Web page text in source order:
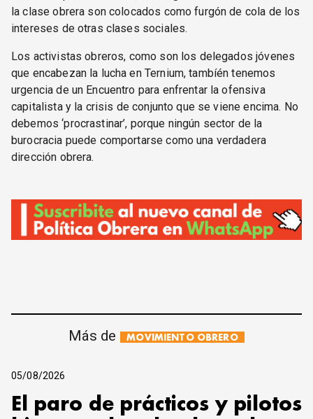
la clase obrera son colocados como furgón de cola de los
intereses de otras clases sociales.
Los activistas obreros, como son los delegados jóvenes
que encabezan la lucha en Ternium, tambíén tenemos
urgencia de un Encuentro para enfrentar la ofensiva
capitalista y la crisis de conjunto que se viene encima. No
debemos ‘procrastinar’, porque ningún sector de la
burocracia puede comportarse como una verdadera
dirección obrera.
Más de MOVIMIENTO OBRERO
05/08/2026
El paro de prácticos y pilotos